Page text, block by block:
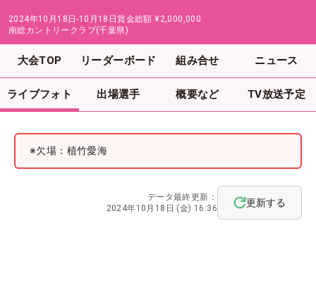
2024年10月18日-10月18日賞金総額 ¥2,000,000
南総カントリークラブ(千葉県)
大会TOP リーダーボード 組み合せ ニュース
ライブフォト 出場選手 概要など TV放送予定
※欠場：植竹愛海
データ最終更新：
2024年10月18日 (金) 16:36
更新する